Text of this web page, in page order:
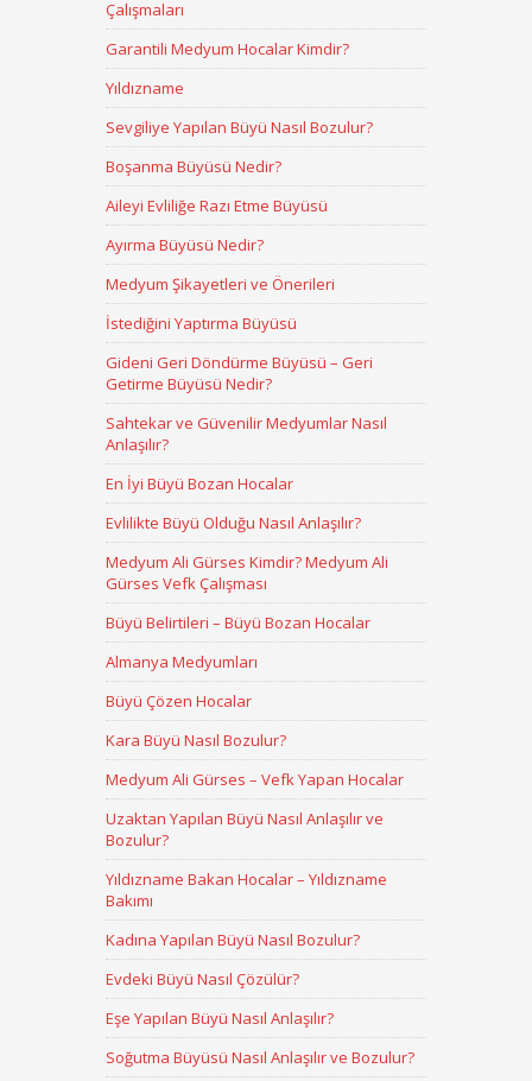
Çalışmaları
Garantili Medyum Hocalar Kimdir?
Yıldızname
Sevgiliye Yapılan Büyü Nasıl Bozulur?
Boşanma Büyüsü Nedir?
Aileyi Evliliğe Razı Etme Büyüsü
Ayırma Büyüsü Nedir?
Medyum Şikayetleri ve Önerileri
İstediğini Yaptırma Büyüsü
Gideni Geri Döndürme Büyüsü – Geri
Getirme Büyüsü Nedir?
Sahtekar ve Güvenilir Medyumlar Nasıl
Anlaşılır?
En İyi Büyü Bozan Hocalar
Evlilikte Büyü Olduğu Nasıl Anlaşılır?
Medyum Ali Gürses Kimdir? Medyum Ali
Gürses Vefk Çalışması
Büyü Belirtileri – Büyü Bozan Hocalar
Almanya Medyumları
Büyü Çözen Hocalar
Kara Büyü Nasıl Bozulur?
Medyum Ali Gürses – Vefk Yapan Hocalar
Uzaktan Yapılan Büyü Nasıl Anlaşılır ve
Bozulur?
Yıldızname Bakan Hocalar – Yıldızname
Bakımı
Kadına Yapılan Büyü Nasıl Bozulur?
Evdeki Büyü Nasıl Çözülür?
Eşe Yapılan Büyü Nasıl Anlaşılır?
Soğutma Büyüsü Nasıl Anlaşılır ve Bozulur?